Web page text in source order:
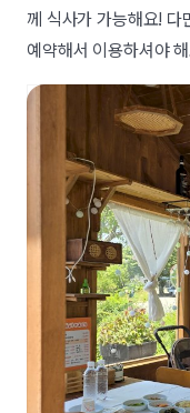
께 식사가 가능해요! 다
예약해서 이용하셔야